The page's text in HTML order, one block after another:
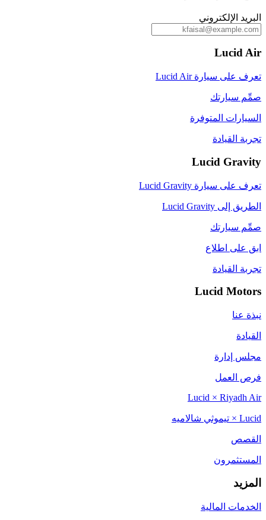
البريد الإلكتروني
Lucid Air
تعرف على سيارة Lucid Air
صمِّم سيارتك
السيارات المتوفرة
تجربة القيادة
Lucid Gravity
تعرف على سيارة Lucid Gravity
الطريق إلى Lucid Gravity
صمِّم سيارتك
ابق على اطلاع
تجربة القيادة
Lucid Motors
نبذة عنا
القيادة
مجلس إدارة
فرص العمل
Lucid × Riyadh Air
Lucid × تيموثي شالاميه
القصص
المستثمرون
المزيد
الخدمات المالية